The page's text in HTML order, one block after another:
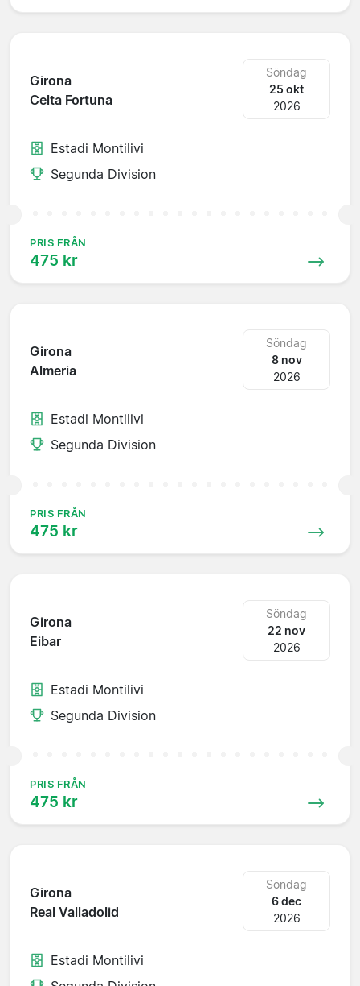
Girona
Celta Fortuna
Söndag
25 okt
2026
Estadi Montilivi
Segunda Division
PRIS FRÅN
475 kr
Girona
Almeria
Söndag
8 nov
2026
Estadi Montilivi
Segunda Division
PRIS FRÅN
475 kr
Girona
Eibar
Söndag
22 nov
2026
Estadi Montilivi
Segunda Division
PRIS FRÅN
475 kr
Girona
Real Valladolid
Söndag
6 dec
2026
Estadi Montilivi